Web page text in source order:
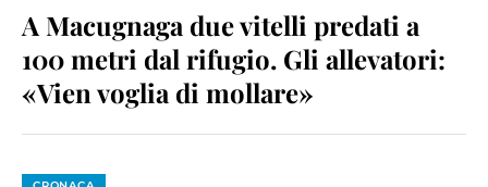
A Macugnaga due vitelli predati a
100 metri dal rifugio. Gli allevatori:
«Vien voglia di mollare»